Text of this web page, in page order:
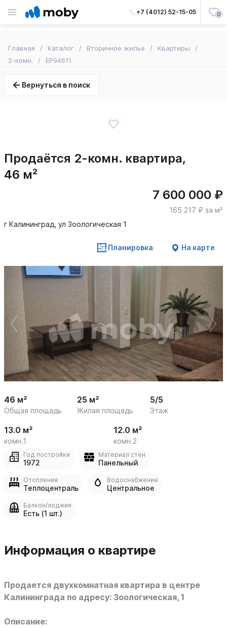
+7 (4012) 52-15-05 0
Главная Каталог Вторичное жилье
Квартиры
2-комн.
EP94611
Вернуться в поиск
Продаётся 2-комн. квартира,
46 м²
7 600 000 ₽
165 217 ₽ за м²
г Калининград, ул Зоологическая 1
Планировка На карте
1
/
16
46 м²
Общая площадь
25 м²
Жилая площадь
5/5
Этаж
13.0 м²
комн.1
12.0 м²
комн.2
Год постройки
1972
Материал стен
Панельный
Отопление
Теплоцентраль
Водоснабжение
Центральное
Балкон/лоджия
Есть (1 шт.)
Информация о квартире
Продается двухкомнатная квартира в центре
Калининграда по адресу: Зоологическая, 1
Описание: